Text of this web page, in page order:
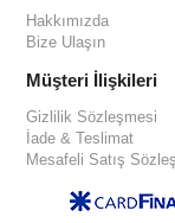
Hakkımızda
Bize Ulaşın
Müşteri İlişkileri
Gizlilik Sözleşmesi
İade & Teslimat
Mesafeli Satış